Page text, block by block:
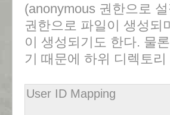
(anonymous 권한으로
권한으로 파일이 생성되
이 생성되기도 한다. 물
기 때문에 하위 디렉토
User ID Mapping